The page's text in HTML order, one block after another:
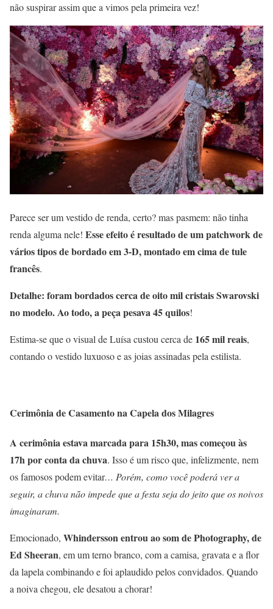
não suspirar assim que a vimos pela primeira vez!
Parece ser um vestido de renda, certo? mas pasmem: não tinha
renda alguma nele! Esse efeito é resultado de um patchwork de
vários tipos de bordado em 3-D, montado em cima de tule
francês.
Detalhe: foram bordados cerca de oito mil cristais Swarovski
no modelo. Ao todo, a peça pesava 45 quilos!
Estima-se que o visual de Luísa custou cerca de 165 mil reais,
contando o vestido luxuoso e as joias assinadas pela estilista.
Cerimônia de Casamento na Capela dos Milagres
A cerimônia estava marcada para 15h30, mas começou às
17h por conta da chuva. Isso é um risco que, infelizmente, nem
os famosos podem evitar… Porém, como você poderá ver a
seguir, a chuva não impede que a festa seja do jeito que os noivos
imaginaram.
Emocionado, Whindersson entrou ao som de Photography, de
Ed Sheeran, em um terno branco, com a camisa, gravata e a flor
da lapela combinando e foi aplaudido pelos convidados. Quando
a noiva chegou, ele desatou a chorar!